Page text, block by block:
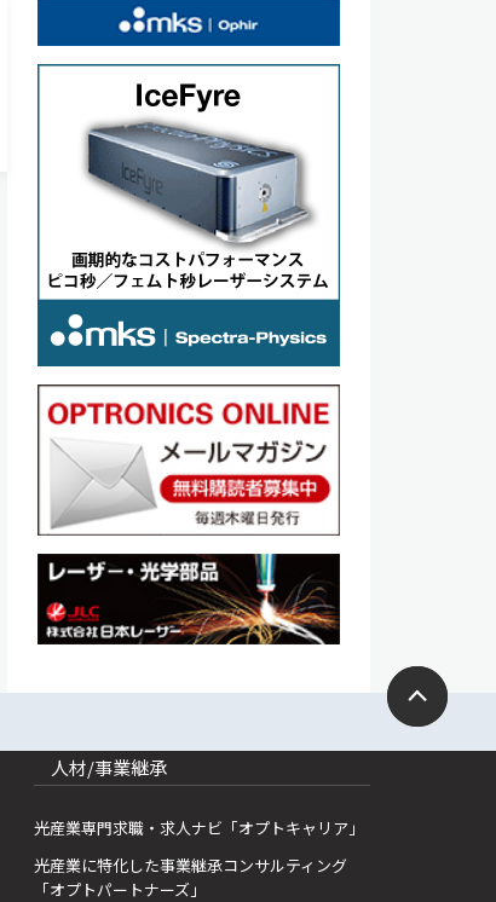
人材/事業継承
光産業専門求職・求人ナビ「オプトキャリア」
光産業に特化した事業継承コンサルティング
「オプトパートナーズ」